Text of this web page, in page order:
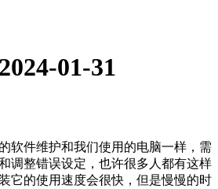
01-31
软件维护和我们使用的电脑一样，需
调整错误设定，也许很多人都有这样
它的使用速度会很快，但是慢慢的时